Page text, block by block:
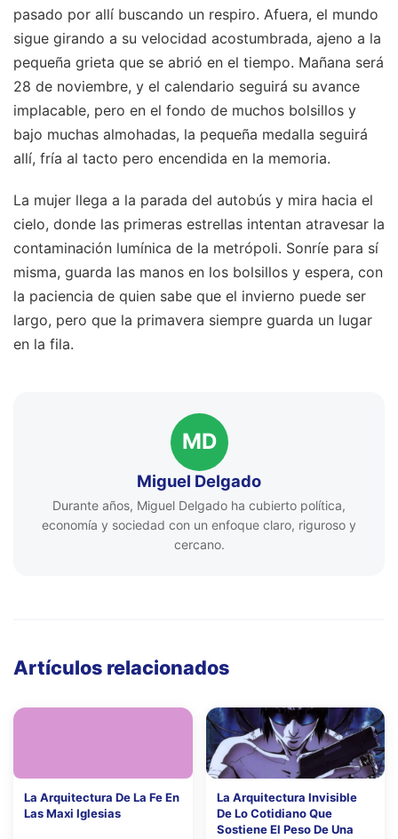
pasado por allí buscando un respiro. Afuera, el mundo
sigue girando a su velocidad acostumbrada, ajeno a la
pequeña grieta que se abrió en el tiempo. Mañana será
28 de noviembre, y el calendario seguirá su avance
implacable, pero en el fondo de muchos bolsillos y
bajo muchas almohadas, la pequeña medalla seguirá
allí, fría al tacto pero encendida en la memoria.
La mujer llega a la parada del autobús y mira hacia el
cielo, donde las primeras estrellas intentan atravesar la
contaminación lumínica de la metrópoli. Sonríe para sí
misma, guarda las manos en los bolsillos y espera, con
la paciencia de quien sabe que el invierno puede ser
largo, pero que la primavera siempre guarda un lugar
en la fila.
MD
Miguel Delgado
Durante años, Miguel Delgado ha cubierto política,
economía y sociedad con un enfoque claro, riguroso y
cercano.
Artículos relacionados
La Arquitectura De La Fe En
Las Maxi Iglesias
La Arquitectura Invisible
De Lo Cotidiano Que
Sostiene El Peso De Una